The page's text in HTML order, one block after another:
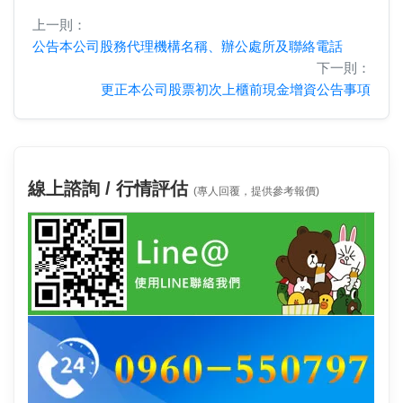
上一則：
公告本公司股務代理機構名稱、辦公處所及聯絡電話
下一則：
更正本公司股票初次上櫃前現金增資公告事項
線上諮詢 / 行情評估 (專人回覆，提供參考報價)